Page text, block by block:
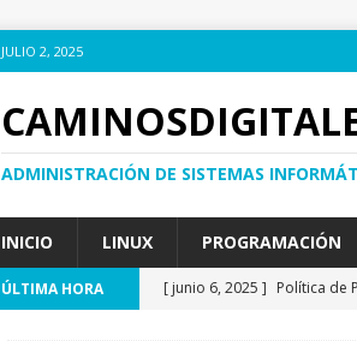
JULIO 2, 2025
ADMINISTRACIÓN DE SISTEMAS
INICIO LINUX PROGRAMACIÓN
ÚLTIMA HORA [ junio 6, 2025 ] Política de